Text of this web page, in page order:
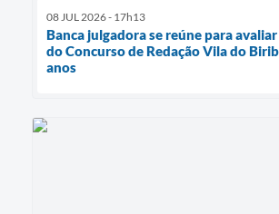
08 JUL 2026 - 17h13
Banca julgadora se reúne para
do Concurso de Redação Vila do
anos